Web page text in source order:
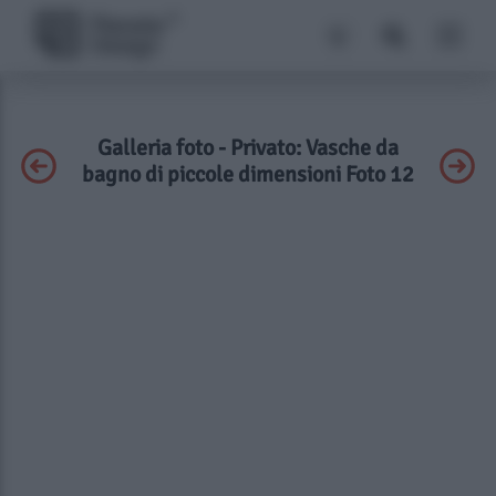
Galleria foto - Privato: Vasche da
bagno di piccole dimensioni Foto 12